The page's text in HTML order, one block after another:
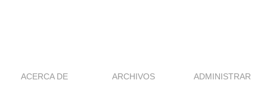
ACERCA DE ARCHIVOS ADMINISTRAR